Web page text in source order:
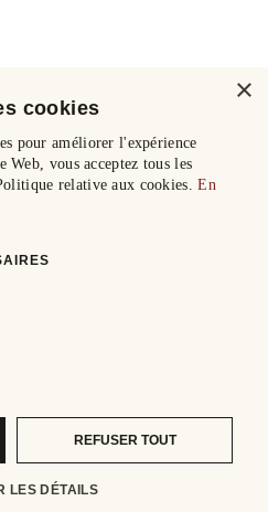
×
cookies
pour améliorer l'expérience
vous acceptez tous les
relative aux cookies.En
REFUSER TOUT
LES DÉTAILS